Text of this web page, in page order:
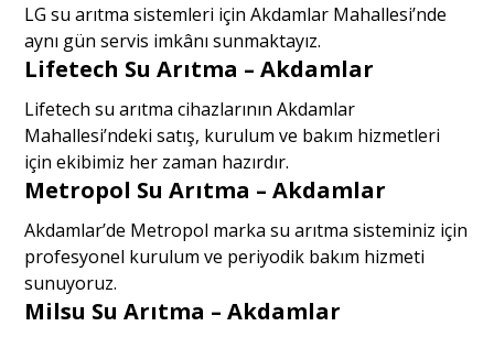
LG su arıtma sistemleri için Akdamlar Mahallesi’nde
aynı gün servis imkânı sunmaktayız.
Lifetech Su Arıtma – Akdamlar
Lifetech su arıtma cihazlarının Akdamlar
Mahallesi’ndeki satış, kurulum ve bakım hizmetleri
için ekibimiz her zaman hazırdır.
Metropol Su Arıtma – Akdamlar
Akdamlar’de Metropol marka su arıtma sisteminiz için
profesyonel kurulum ve periyodik bakım hizmeti
sunuyoruz.
Milsu Su Arıtma – Akdamlar